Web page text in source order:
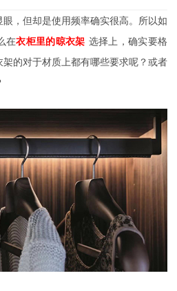
，但却是使用频率确实很高。所以如
在衣柜里的晾衣架 选择上，确实要格
的对于材质上都有哪些要求呢？或者